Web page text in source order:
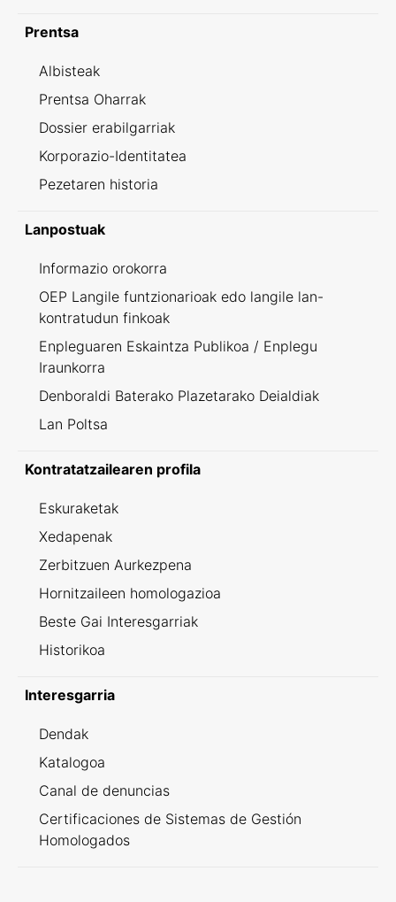
Prentsa
Albisteak
Prentsa Oharrak
Dossier erabilgarriak
Korporazio-Identitatea
Pezetaren historia
Lanpostuak
Informazio orokorra
OEP Langile funtzionarioak edo langile lan-
kontratudun finkoak
Enpleguaren Eskaintza Publikoa / Enplegu
Iraunkorra
Denboraldi Baterako Plazetarako Deialdiak
Lan Poltsa
Kontratatzailearen profila
Eskuraketak
Xedapenak
Zerbitzuen Aurkezpena
Hornitzaileen homologazioa
Beste Gai Interesgarriak
Historikoa
Interesgarria
Dendak
Katalogoa
Canal de denuncias
Certificaciones de Sistemas de Gestión
Homologados